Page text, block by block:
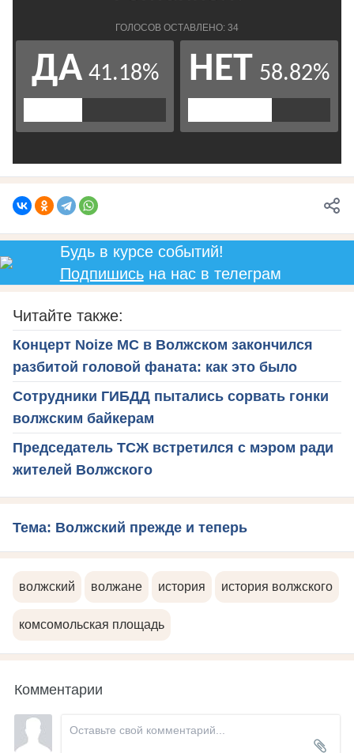
Будь в курсе событий!
Подпишисьна нас в телеграм
Читайте также:
Концерт Noize MC в Волжском закончился
разбитой головой фаната: как это было
Сотрудники ГИБДД пытались сорвать гонки
волжским байкерам
Председатель ТСЖ встретился с мэром ради
жителей Волжского
Тема: Волжский прежде и теперь
волжский волжане история история волжского
комсомольская площадь
Комментарии